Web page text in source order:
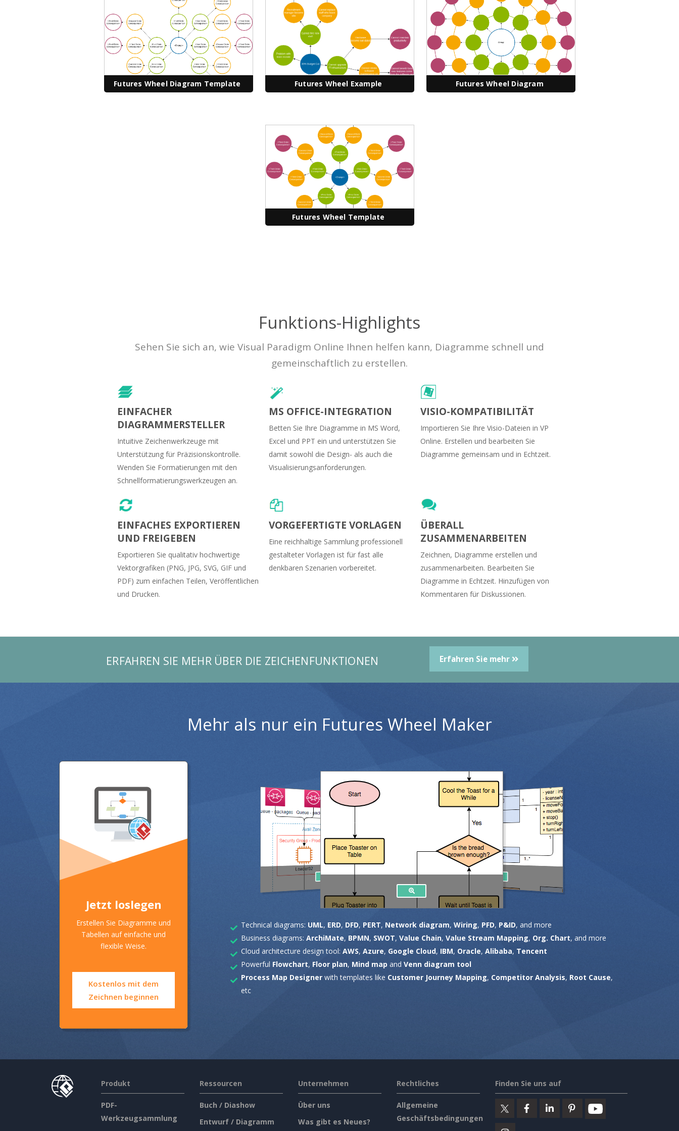
Futures Wheel Diagram Template Futures Wheel Example Futures Wheel Diagram
Futures Wheel Template
Funktions-Highlights
Sehen Sie sich an, wie Visual Paradigm Online Ihnen helfen kann, Diagramme schnell und
gemeinschaftlich zu erstellen.
EINFACHER
DIAGRAMMERSTELLER
Intuitive Zeichenwerkzeuge mit
Unterstützung für Präzisionskontrolle.
Wenden Sie Formatierungen mit den
Schnellformatierungswerkzeugen an.
MS OFFICE-INTEGRATION
Betten Sie Ihre Diagramme in MS Word,
Excel und PPT ein und unterstützen Sie
damit sowohl die Design- als auch die
Visualisierungsanforderungen.
VISIO-KOMPATIBILITÄT
Importieren Sie Ihre Visio-Dateien in VP
Online. Erstellen und bearbeiten Sie
Diagramme gemeinsam und in Echtzeit.
EINFACHES EXPORTIEREN
UND FREIGEBEN
Exportieren Sie qualitativ hochwertige
Vektorgrafiken (PNG, JPG, SVG, GIF und
PDF) zum einfachen Teilen, Veröffentlichen
und Drucken.
VORGEFERTIGTE VORLAGEN
Eine reichhaltige Sammlung professionell
gestalteter Vorlagen ist für fast alle
denkbaren Szenarien vorbereitet.
ÜBERALL
ZUSAMMENARBEITEN
Zeichnen, Diagramme erstellen und
zusammenarbeiten. Bearbeiten Sie
Diagramme in Echtzeit. Hinzufügen von
Kommentaren für Diskussionen.
ERFAHREN SIE MEHR ÜBER DIE ZEICHENFUNKTIONEN Erfahren Sie mehr
Mehr als nur ein Futures Wheel Maker
Jetzt loslegen
Erstellen Sie Diagramme und
Tabellen auf einfache und
flexible Weise.
Kostenlos mit dem
Zeichnen beginnen
Technical diagrams: UML, ERD, DFD, PERT, Network diagram, Wiring, PFD, P&ID, and more
Business diagrams: ArchiMate, BPMN, SWOT, Value Chain, Value Stream Mapping, Org. Chart, and more
Cloud architecture design tool: AWS, Azure, Google Cloud, IBM, Oracle, Alibaba, Tencent
Powerful Flowchart, Floor plan, Mind map and Venn diagram tool
Process Map Designer with templates like Customer Journey Mapping, Competitor Analysis, Root Cause,
etc
Produkt
PDF-
Werkzeugsammlung
Ressourcen
Buch / Diashow
Entwurf / Diagramm
Unternehmen
Über uns
Was gibt es Neues?
Rechtliches
Allgemeine
Geschäftsbedingungen
Finden Sie uns auf